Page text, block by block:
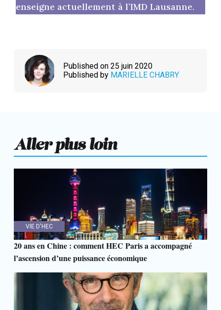
enseigne actuellement à l’IMD Lausanne.
Published on 25 juin 2020
Published by MARIELLE CHABRY
Aller plus loin
VIE D'HEC
20 ans en Chine : comment HEC Paris a accompagné
l’ascension d’une puissance économique